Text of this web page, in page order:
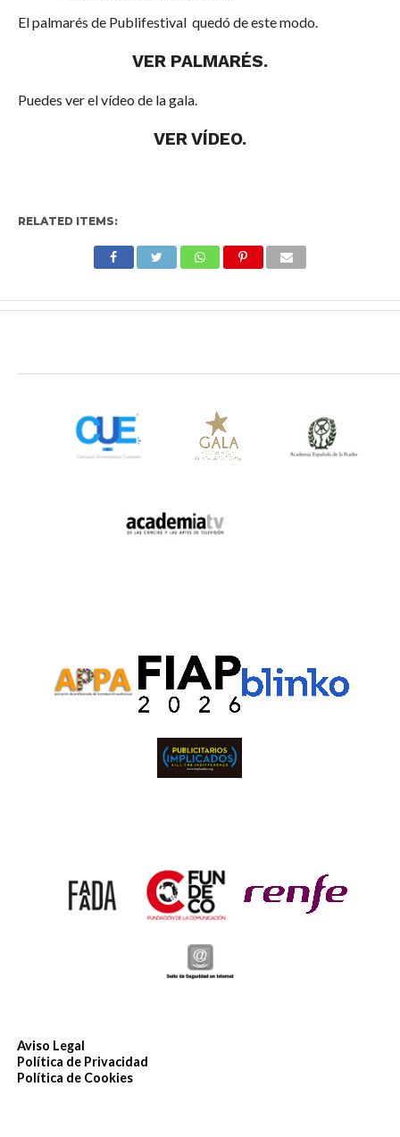
El palmarés de Publifestival quedó de este modo.
VER PALMARÉS.
Puedes ver el vídeo de la gala.
VER VÍDEO.
RELATED ITEMS:
Aviso Legal
Política de Privacidad
Política de Cookies